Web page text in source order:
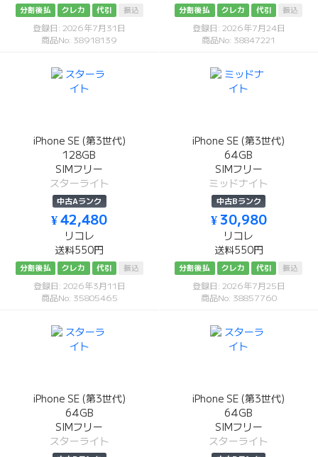
分割後払 クレカ 代引 振込
登録日: 2026年7月31日
商品No: 38918139
分割後払 クレカ 代引 振込
登録日: 2026年7月24日
商品No: 38847221
iPhone SE (第3世代)
128GB
SIMフリー
スターライト
中古Aランク
¥ 42,480
リコレ
送料550円
分割後払 クレカ 代引 振込
登録日: 2026年3月11日
商品No: 35805465
iPhone SE (第3世代)
64GB
SIMフリー
ミッドナイト
中古Bランク
¥ 30,980
リコレ
送料550円
分割後払 クレカ 代引 振込
登録日: 2026年7月25日
商品No: 38857760
iPhone SE (第3世代)
64GB
SIMフリー
スターライト
iPhone SE (第3世代)
64GB
SIMフリー
スターライト